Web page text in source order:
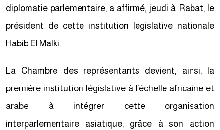
diplomatie parlementaire, a affirmé, jeudi à Rabat, le
président de cette institution législative nationale
Habib El Malki.
La Chambre des représentants devient, ainsi, la
première institution législative à l’échelle africaine et
arabe à intégrer cette organisation
interparlementaire asiatique, grâce à son action